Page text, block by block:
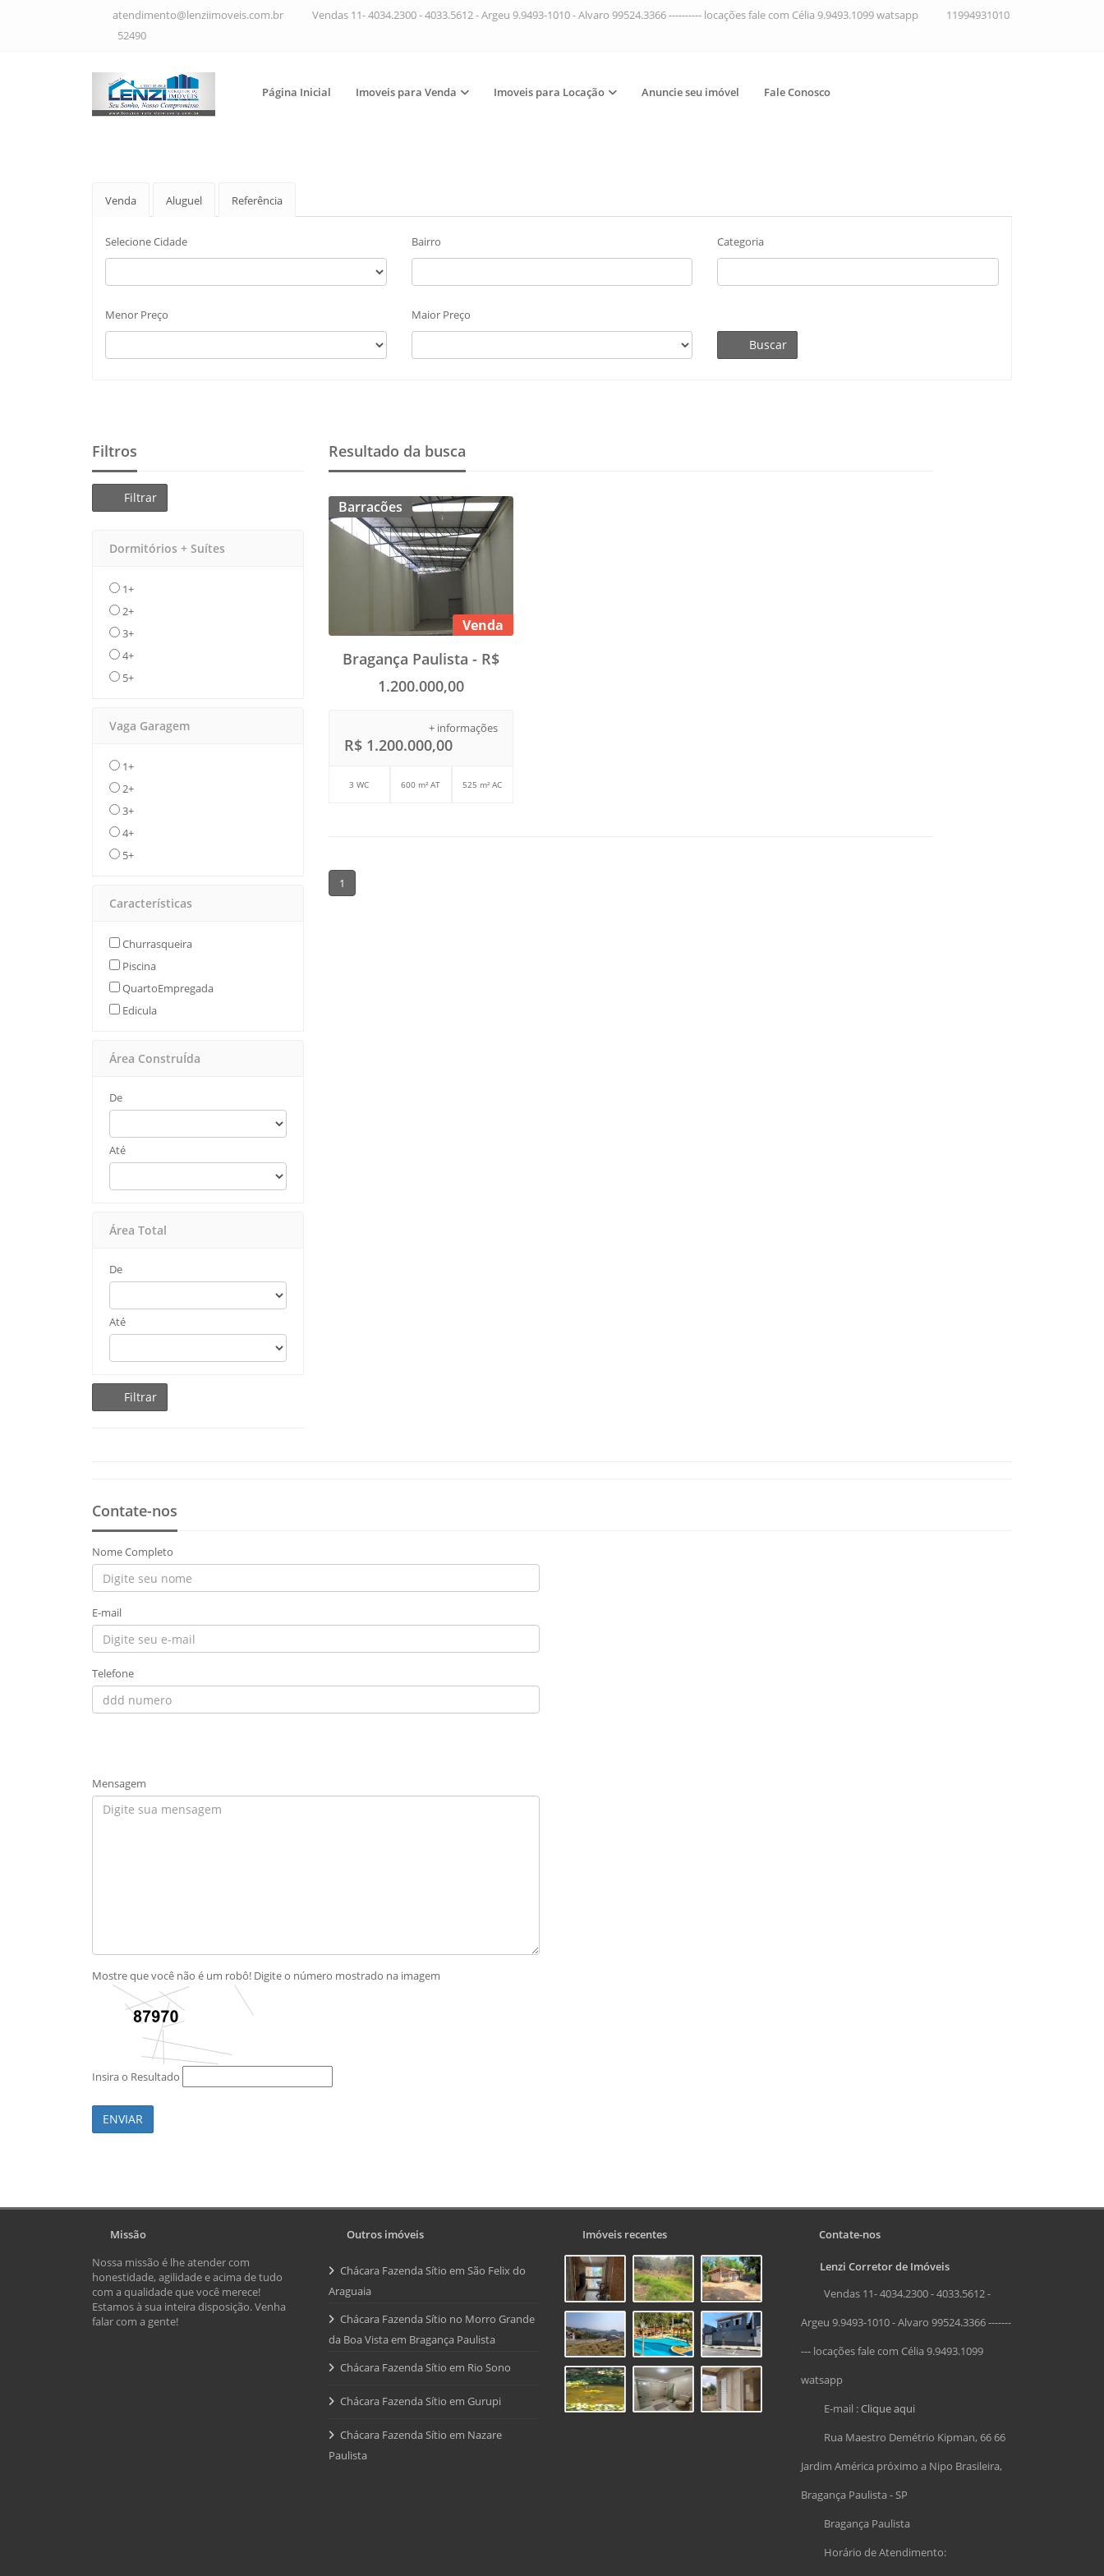
atendimento@lenziimoveis.com.br Vendas 11- 4034.2300 - 4033.5612 - Argeu 9.9493-1010 - Alvaro 99524.3366 ---------- locações fale com Célia 9.9493.1099 watsapp
11994931010
52490
Página Inicial Imoveis para Venda Imoveis para Locação Anuncie seu imóvel Fale Conosco
Venda Aluguel Referência
Selecione Cidade Bairro Categoria
Menor Preço Maior Preço
Buscar
Filtros
Filtrar
Dormitórios + Suítes
1+
2+
3+
4+
5+
Vaga Garagem
1+
2+
3+
4+
5+
Características
Churrasqueira
Piscina
QuartoEmpregada
Edicula
Área ConstruÍda
De
Até
Área Total
De
Até
Filtrar
Resultado da busca
Barracões
Venda
Bragança Paulista - R$
1.200.000,00
+ informações
R$ 1.200.000,00
3 WC 600 m² AT 525 m² AC
1
Contate-nos
Nome Completo
E-mail
Telefone
Mensagem
Mostre que você não é um robô! Digite o número mostrado na imagem
Insira o Resultado
ENVIAR
Missão
Nossa missão é lhe atender com
honestidade, agilidade e acima de tudo
com a qualidade que você merece!
Estamos à sua inteira disposição. Venha
falar com a gente!
Outros imóveis
Chácara Fazenda Sítio em São Felix do
Araguaia
Chácara Fazenda Sítio no Morro Grande
da Boa Vista em Bragança Paulista
Chácara Fazenda Sítio em Rio Sono
Chácara Fazenda Sítio em Gurupi
Chácara Fazenda Sítio em Nazare
Paulista
Imóveis recentes Contate-nos
Lenzi Corretor de Imóveis
Vendas 11- 4034.2300 - 4033.5612 -
Argeu 9.9493-1010 - Alvaro 99524.3366 -------
--- locações fale com Célia 9.9493.1099
watsapp
E-mail :Clique aqui
Rua Maestro Demétrio Kipman, 66 66
Jardim América próximo a Nipo Brasileira,
Bragança Paulista - SP
Bragança Paulista
Horário de Atendimento: